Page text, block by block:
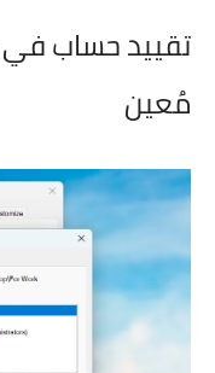
تقييد حساب
مُعين